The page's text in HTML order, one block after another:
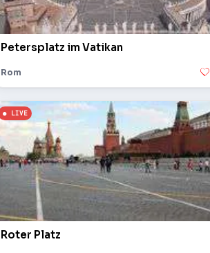
Petersplatz im Vatikan
Rom
Roter Platz